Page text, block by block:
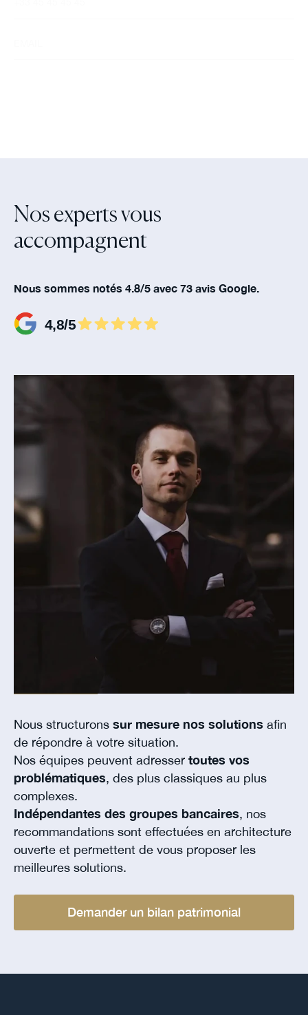
Nos experts vous
accompagnent‍
Nous sommes notés 4.8/5 avec 73 avis Google.
Nous structurons sur mesure nos solutions afin
de répondre à votre situation.
Nos équipes peuvent adresser toutes vos
problématiques, des plus classiques au plus
complexes.
Indépendantes des groupes bancaires, nos
recommandations sont effectuées en architecture
ouverte et permettent de vous proposer les
meilleures solutions.
Demander un bilan patrimonial